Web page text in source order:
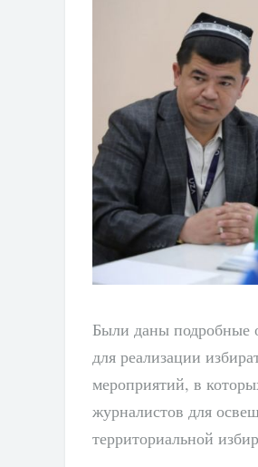
Были даны подробные
для реализации
мероприятий, в
журналистов для
территориальной